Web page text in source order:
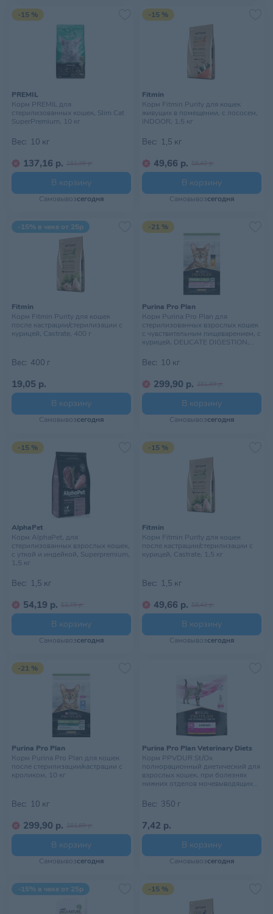
-15 %
PREMIL
Корм PREMIL для
стерилизованных кошек, Slim Cat
SuperPremium, 10 кг
Вес: 10 кг
137,16 р. 161,36 р.
В корзину
Самовывозсегодня
-15 %
Fitmin
Корм Fitmin Purity для кошек
живущих в помещении, с лососем,
INDOOR, 1,5 кг
Вес: 1,5 кг
49,66 р. 58,42 р.
В корзину
Самовывозсегодня
-15% в чеке от 25р
Fitmin
Корм Fitmin Purity для кошек
после кастрации/стерилизации с
курицей, Castrate, 400 г
Вес: 400 г
19,05 р.
В корзину
Самовывозсегодня
-21 %
Purina Pro Plan
Корм Purina Pro Plan для
стерилизованных взрослых кошек
с чувствительным пищеварением, с
курицей, DELICATE DIGESTION,
Вес: 10 кг
299,90 р. 381,89 р.
В корзину
Самовывозсегодня
-15 %
AlphaPet
Корм AlphaPet, для
стерилизованных взрослых кошек,
с уткой и индейкой, Superpremium,
1,5 кг
Вес: 1,5 кг
54,19 р. 63,75 р.
В корзину
Самовывозсегодня
-15 %
Fitmin
Корм Fitmin Purity для кошек
после кастрации/стерилизации с
курицей, Castrate, 1,5 кг
Вес: 1,5 кг
49,66 р. 58,42 р.
В корзину
Самовывозсегодня
-21 %
Purina Pro Plan
Корм Purina Pro Plan для кошек
после стерилизации/кастрации с
кроликом, 10 кг
Вес: 10 кг
299,90 р. 381,89 р.
В корзину
Самовывозсегодня
Purina Pro Plan Veterinary Diets
Корм PPVDUR St/Ox
полнорационный диетический для
взрослых кошек, при болезнях
нижних отделов мочевыводящих
Вес: 350 г
7,42 р.
В корзину
Самовывозсегодня
-15% в чеке от 25р -15 %